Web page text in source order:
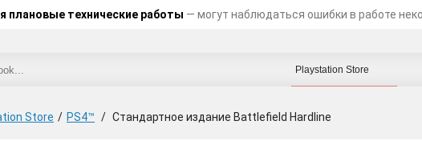
плановые технические работы — могут наблюдаться ошибки в работе
Store / PS4™ / Стандартное издание Battlefield Hardline